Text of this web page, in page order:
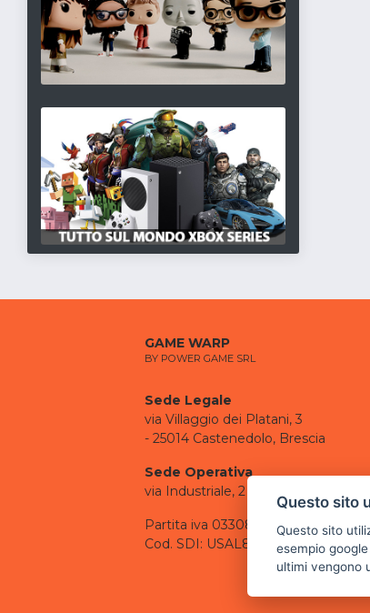
GAME WARP
BY POWER GAME SRL
Sede Legale
via Villaggio dei Platani, 3
- 25014 Castenedolo, Brescia
Sede Operativa
via Industriale, 2 - 25082 Botticino,
Partita iva 03308130982
Cod. SDI: USAL8PV
Questo sito
Questo sito
esempio
ultimi vengono